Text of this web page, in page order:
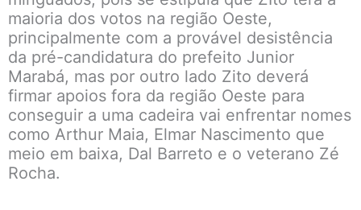
maioria dos votos na região Oeste,
principalmente com a provável desistência
da pré-candidatura do prefeito Junior
Marabá, mas por outro lado Zito deverá
firmar apoios fora da região Oeste para
conseguir a uma cadeira vai enfrentar nomes
como Arthur Maia, Elmar Nascimento que
meio em baixa, Dal Barreto e o veterano Zé
Rocha.